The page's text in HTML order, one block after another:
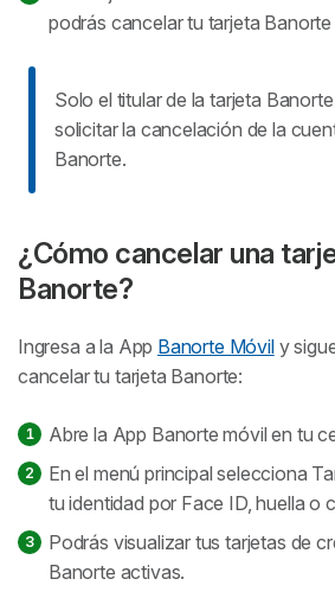
podrás cancelar tu tarjeta Banorte
Solo el titular de la tarjeta
solicitar la cancelación de la
Banorte.
¿Cómo cancelar una
Banorte?
Ingresa a la App Banorte Móvily
cancelar tu tarjeta Banorte:
Abre la App Banorte móvil en tu
En el menú principal selecciona
tu identidad por Face ID, huella o
Podrás visualizar tus tarjetas de
Banorte activas.